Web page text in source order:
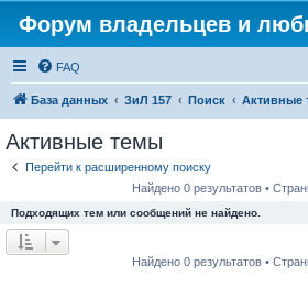
Форум владельцев и
FAQ
База данных ЗиЛ 157 Поиск Активные
Активные темы
Перейти к расширенному поиску
Найдено 0 результатов •
Подходящих тем или сообщений не найдено.
Найдено 0 результатов •